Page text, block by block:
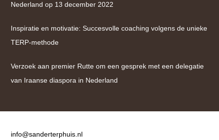
Nederland op 13 december 2022
Inspiratie en motivatie: Succesvolle coaching volgens de unieke
TERP-methode
Verzoek aan premier Rutte om een gesprek met een delegatie
van Iraanse diaspora in Nederland
Contact
info@sanderterphuis.nl